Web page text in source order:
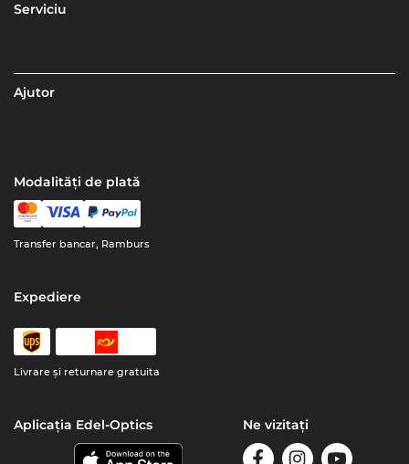
Serviciu
Ajutor
Modalități de plată
Transfer bancar, Ramburs
Expediere
Livrare şi returnare gratuita
Aplicația Edel-Optics Ne vizitați